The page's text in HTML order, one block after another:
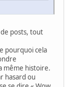
posts, tout
pourquoi cela
même histoire.
hasard ou